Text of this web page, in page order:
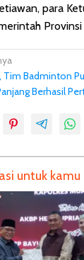
para
Tim Badminton
Berhasil
untuk kamu